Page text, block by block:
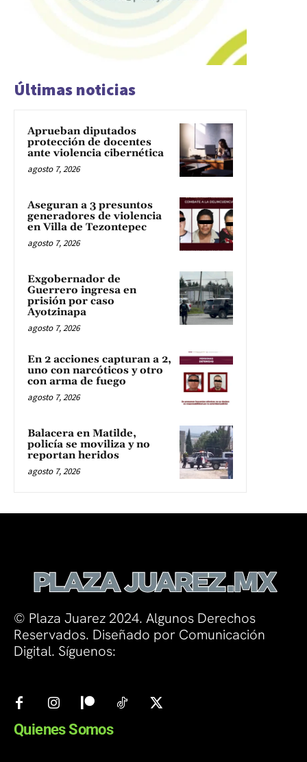
Últimas noticias
Aprueban diputados
protección de docentes
ante violencia cibernética
agosto 7, 2026
Aseguran a 3 presuntos
generadores de violencia
en Villa de Tezontepec
agosto 7, 2026
Exgobernador de
Guerrero ingresa en
prisión por caso
Ayotzinapa
agosto 7, 2026
En 2 acciones capturan a 2,
uno con narcóticos y otro
con arma de fuego
agosto 7, 2026
Balacera en Matilde,
policía se moviliza y no
reportan heridos
agosto 7, 2026
© Plaza Juarez 2024. Algunos Derechos
Reservados. Diseñado por Comunicación
Digital. Síguenos:
Quienes Somos